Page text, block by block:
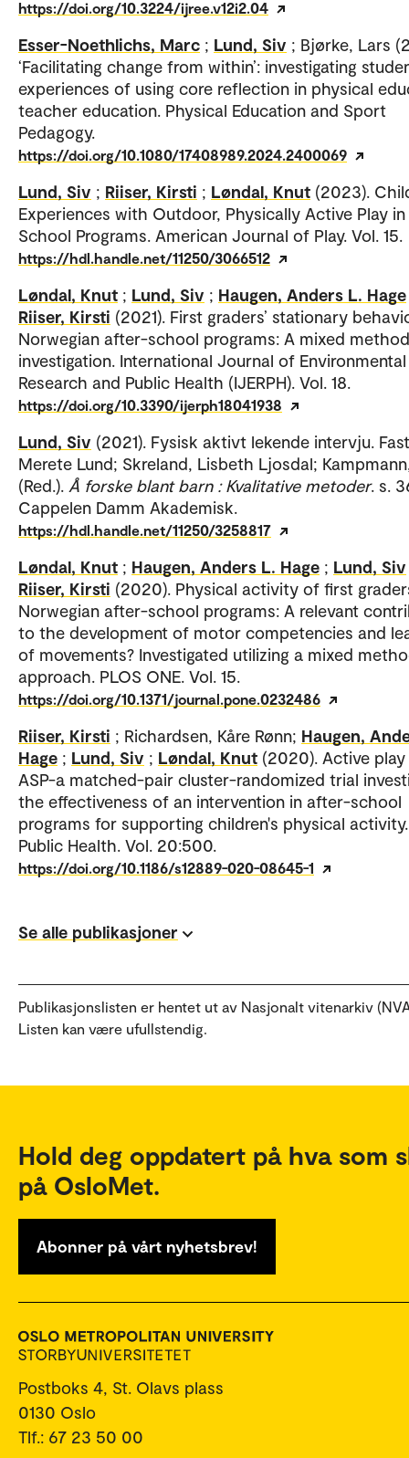
https://doi.org/10.3224/ijree.v12i2.04
Esser-Noethlichs, Marc ; Lund, Siv ; Bjørke, Lars
‘Facilitating change from within’: investigating
experiences of using core reflection in physical
teacher education. Physical Education and Sport
Pedagogy.
https://doi.org/10.1080/17408989.2024.2400069
Lund, Siv ; Riiser, Kirsti ; Løndal, Knut (2023).
Experiences with Outdoor, Physically Active Play
School Programs. American Journal of Play. Vol. 15.
https://hdl.handle.net/11250/3066512
Løndal, Knut ; Lund, Siv ; Haugen, Anders L. Hage
Riiser, Kirsti (2021). First graders’ stationary
Norwegian after-school programs: A mixed
investigation. International Journal of Environmental
Research and Public Health (IJERPH). Vol. 18.
https://doi.org/10.3390/ijerph18041938
Lund, Siv (2021). Fysisk aktivt lekende intervju.
Merete Lund; Skreland, Lisbeth Ljosdal;
(Red.). Å forske blant barn : Kvalitative metoder. s.
Cappelen Damm Akademisk.
https://hdl.handle.net/11250/3258817
Løndal, Knut ; Haugen, Anders L. Hage ; Lund, Siv
Riiser, Kirsti (2020). Physical activity of first
Norwegian after-school programs: A relevant
to the development of motor competencies and
of movements? Investigated utilizing a mixed
approach. PLOS ONE. Vol. 15.
https://doi.org/10.1371/journal.pone.0232486
Riiser, Kirsti ; Richardsen, Kåre Rønn; Haugen,
Hage ; Lund, Siv ; Løndal, Knut (2020). Active play
ASP-a matched-pair cluster-randomized trial
the effectiveness of an intervention in after-school
programs for supporting children's physical
Public Health. Vol. 20:500.
https://doi.org/10.1186/s12889-020-08645-1
Se alle publikasjoner
Publikasjonslisten er hentet ut av Nasjonalt vitenarkiv
Listen kan være ufullstendig.
Hold deg oppdatert på hva som
på OsloMet.
Abonner på vårt nyhetsbrev!
Postboks 4, St. Olavs plass
0130 Oslo
Tlf.: 67 23 50 00